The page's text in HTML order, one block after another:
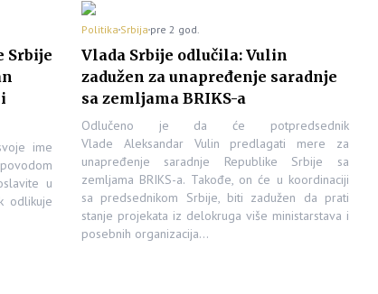
Srbije
ime
u
odlikuje
PolitikaSrbijapre 2 god.
Vlada Srbije odlučila: Vulin
zadužen za unapređenje saradnje
sa zemljama BRIKS-a
Odlučeno je da će potpredsednik
Vlade Aleksandar Vulin predlagati mere za
unapređenje saradnje Republike Srbije sa
zemljama BRIKS-a. Takođe, on će u koordinaciji
sa predsednikom Srbije, biti zadužen da prati
stanje projekata iz delokruga više ministarstava i
posebnih organizacija…